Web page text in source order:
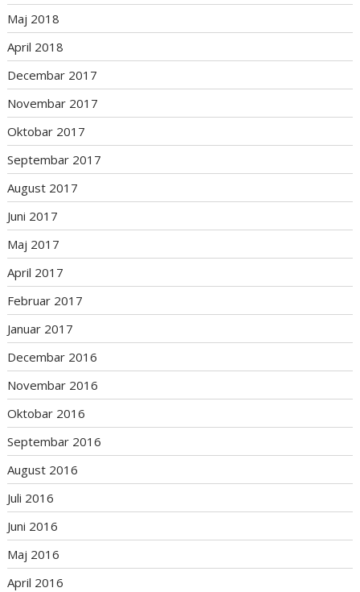
Maj 2018
April 2018
Decembar 2017
Novembar 2017
Oktobar 2017
Septembar 2017
August 2017
Juni 2017
Maj 2017
April 2017
Februar 2017
Januar 2017
Decembar 2016
Novembar 2016
Oktobar 2016
Septembar 2016
August 2016
Juli 2016
Juni 2016
Maj 2016
April 2016